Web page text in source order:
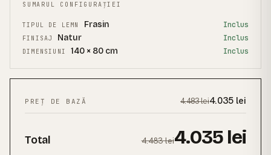
SUMARUL CONFIGURAȚIEI
TIPUL DE LEMN Frasin Inclus
FINISAJ Natur Inclus
DIMENSIUNI 140 × 80 cm Inclus
PREȚ DE BAZĂ 4.483lei4.035 lei
Total 4.483lei4.035lei